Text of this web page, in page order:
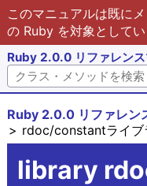
このマニュアルは既に
の Ruby を対象としてい
Ruby 2.0.0 リファレン
Ruby 2.0.0 リファレン
rdoc/constantライブ
library